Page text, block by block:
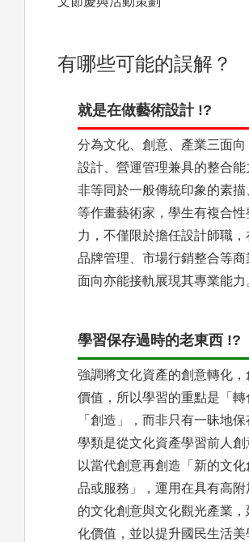
有哪些可能的誤解？
就是在做藝術設計 !?
分為文化、創意、產業三面向
設計、營運管理兼具的整合能
非等同於一般傳統印象的素描
等作畫藝術家，學生有複合性
力，不僅限於擔任設計師職，
品牌管理、市場行銷整合等商
面向亦能接軌展現其專業能力
學習保存過時的老東西 !?
強調將文化資產的創意轉化，
價值，所以學習的重點是「轉
「創造」，而非只有一昧地
學類是從文化資產學習前人創
以當代創意再創造「新的文化
品或服務」，運用在具有高附
的文化創意與文化觀光產業，
化價值，並以提升國民生活美